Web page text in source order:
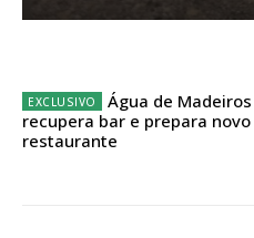
Escolha o plano de
Água de Madeiros
recupera bar e prepara novo
restaurante